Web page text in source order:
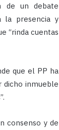
de un debate
la presencia y
“rinda cuentas
que el PP ha
dicho inmueble
consenso y de